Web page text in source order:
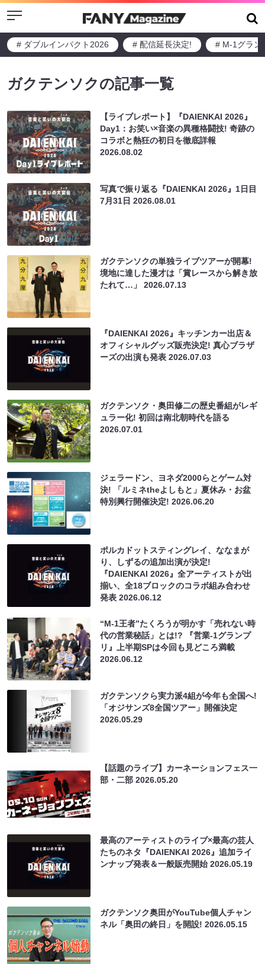
Menu
# ダブルインパクト2026 # 配信延長決定! # M-1グラン
ガクテンソクの記事一覧
【ライブレポート】『DAIENKAI 2026』
Day1：お笑い×音楽の異種格闘技! 奇跡の
コラボと熱狂の初日を徹底詳報
2026.08.02
写真で振り返る『DAIENKAI 2026』1日目
7月31日2026.08.01
ガクテンソクの単独ライブツアーが開幕!
境地に達した漫才は「賞レースから解き放
たれて…」2026.07.13
『DAIENKAI 2026』キッチンカー出店＆
オフィシャルグッズ販売決定! 真心ブラザ
ーズの出演も発表2026.07.03
ガクテンソク・奥田修二の歴史番組がレギ
ュラー化! 初回は南北朝時代を語る
2026.07.01
ジェラードン、ヨネダ2000らとゲーム対
決! 「ルミネtheよしもと」夏休み・お盆
特別興行開催決定!2026.06.20
ポルカドットスティングレイ、ななまが
り、しずるの追加出演が決定!
『DAIENKAI 2026』全アーティストが出
揃い、全18ブロックのコラボ組み合わせ
発表2026.06.12
“M-1王者”たくろうが明かす「売れない時
代の営業秘話」とは!? 『営業-1グランプ
リ』上半期SPは今回も見どころ満載
2026.06.12
ガクテンソクら実力派4組が今年も全国へ!
「オジサンズ8全国ツアー」開催決定
2026.05.29
【話題のライブ】カーネーションフェス一
部・二部2026.05.20
最高のアーティストのライブ×最高の芸人
たちのネタ『DAIENKAI 2026』追加ライ
ンナップ発表＆一般販売開始2026.05.19
ガクテンソク奥田がYouTube個人チャン
ネル「奥田の終日」を開設!2026.05.15